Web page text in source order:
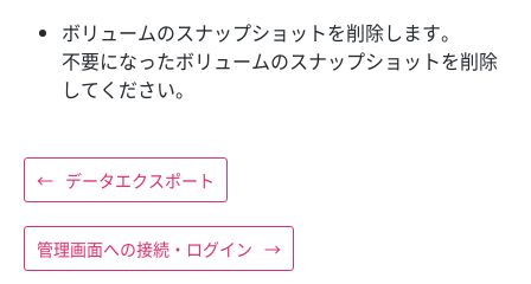
ボリュームのスナップショットを削除します。
不要になったボリュームのスナップショットを削除
してください。
← データエクスポート
管理画面への接続・ログイン →